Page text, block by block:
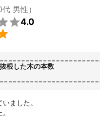
代 男性）
4.0
根した木の本数
ました。